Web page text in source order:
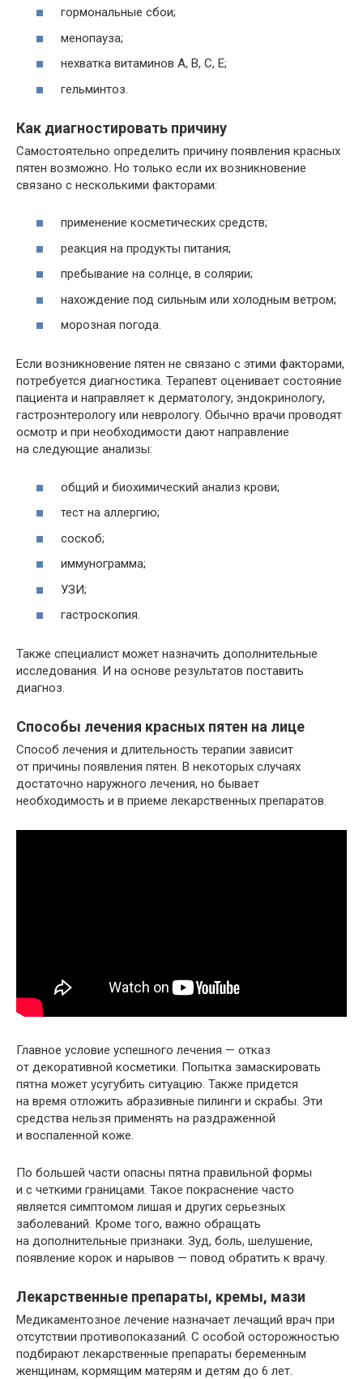
гормональные сбои;
менопауза;
нехватка витаминов A, B, C, E;
гельминтоз.
Как диагностировать причину
Самостоятельно определить причину появления красных
пятен возможно. Но только если их возникновение
связано с несколькими факторами:
применение косметических средств;
реакция на продукты питания;
пребывание на солнце, в солярии;
нахождение под сильным или холодным ветром;
морозная погода.
Если возникновение пятен не связано с этими факторами,
потребуется диагностика. Терапевт оценивает состояние
пациента и направляет к дерматологу, эндокринологу,
гастроэнтерологу или неврологу. Обычно врачи проводят
осмотр и при необходимости дают направление
на следующие анализы:
общий и биохимический анализ крови;
тест на аллергию;
соскоб;
иммунограмма;
УЗИ;
гастроскопия.
Также специалист может назначить дополнительные
исследования. И на основе результатов поставить
диагноз.
Способы лечения красных пятен на лице
Способ лечения и длительность терапии зависит
от причины появления пятен. В некоторых случаях
достаточно наружного лечения, но бывает
необходимость и в приеме лекарственных препаратов.
Главное условие успешного лечения — отказ
от декоративной косметики. Попытка замаскировать
пятна может усугубить ситуацию. Также придется
на время отложить абразивные пилинги и скрабы. Эти
средства нельзя применять на раздраженной
и воспаленной коже.
По большей части опасны пятна правильной формы
и с четкими границами. Такое покраснение часто
является симптомом лишая и других серьезных
заболеваний. Кроме того, важно обращать
на дополнительные признаки. Зуд, боль, шелушение,
появление корок и нарывов — повод обратить к врачу.
Лекарственные препараты, кремы, мази
Медикаментозное лечение назначает лечащий врач при
отсутствии противопоказаний. С особой осторожностью
подбирают лекарственные препараты беременным
женщинам, кормящим матерям и детям до 6 лет.